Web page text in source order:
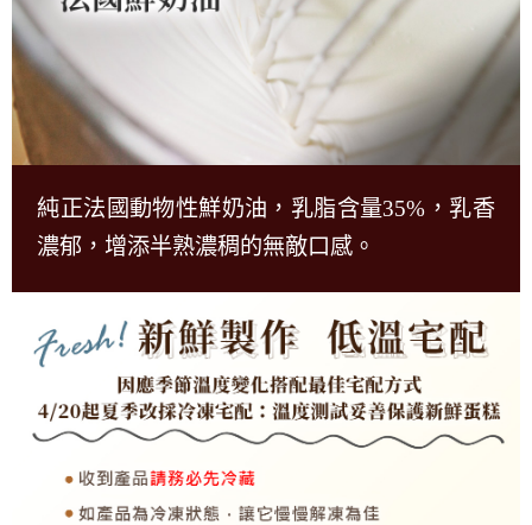
純正法國動物性鮮奶油，乳脂含量35%，乳香
濃郁，增添半熟濃稠的無敵口感。